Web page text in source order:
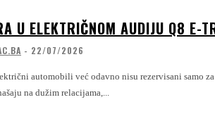
U ELEKTRIČNOM AUDIJU Q8 E-
- 22/07/2026
na dužim relacijama,...